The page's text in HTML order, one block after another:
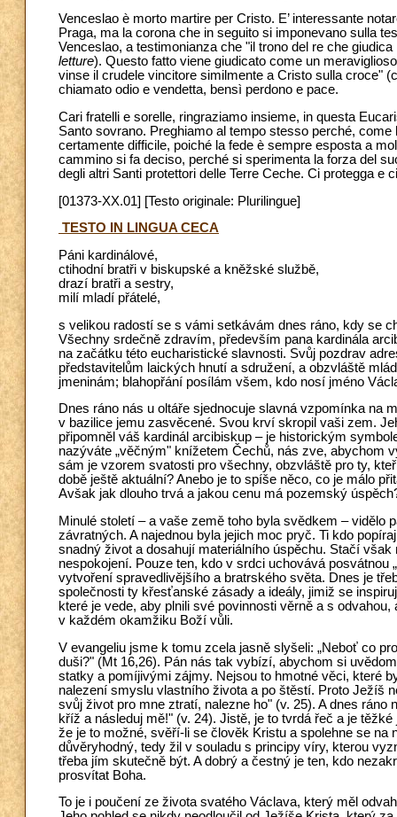
Venceslao è morto martire per Cristo. E’ interessante
Praga, ma la corona che in seguito si imponevano sulla
Venceslao, a testimonianza che "il trono del re che
letture). Questo fatto viene giudicato come un
vinse il crudele vincitore similmente a Cristo sulla croce"
chiamato odio e vendetta, bensì perdono e pace.
Cari fratelli e sorelle, ringraziamo insieme, in questa
Santo sovrano. Preghiamo al tempo stesso perché,
certamente difficile, poiché la fede è sempre esposta a
cammino si fa deciso, perché si sperimenta la forza del
degli altri Santi protettori delle Terre Ceche. Ci protegga e
[01373-XX.01] [Testo originale: Plurilingue]
TESTO IN LINGUA CECA
Páni kardinálové,
ctihodní bratři v biskupské a kněžské službě,
drazí bratři a sestry,
milí mladí přátelé,
s velikou radostí se s vámi setkávám dnes ráno, kdy se
Všechny srdečně zdravím, především pana kardinála
na začátku této eucharistické slavnosti. Svůj pozdrav
představitelům laických hnutí a sdružení, a obzvláště
jmeninám; blahopřání posílám všem, kdo nosí jméno
Dnes ráno nás u oltáře sjednocuje slavná vzpomínka na
v bazilice jemu zasvěcené. Svou krví skropil vaši zem.
připomněl váš kardinál arcibiskup – je historickým
nazýváte „věčným" knížetem Čechů, nás zve, abychom
sám je vzorem svatosti pro všechny, obzvláště pro ty,
době ještě aktuální? Anebo je to spíše něco, co je málo
Avšak jak dlouho trvá a jakou cenu má pozemský
Minulé století – a vaše země toho byla svědkem – vidělo
závratných. A najednou byla jejich moc pryč. Ti kdo
snadný život a dosahují materiálního úspěchu. Stačí
nespokojení. Pouze ten, kdo v srdci uchovává
vytvoření spravedlivějšího a bratrského světa. Dnes je
společnosti ty křesťanské zásady a ideály, jimiž se
které je vede, aby plnili své povinnosti věrně a s
v každém okamžiku Boží vůli.
V evangeliu jsme k tomu zcela jasně slyšeli: „Neboť co
duši?" (Mt 16,26). Pán nás tak vybízí, abychom si
statky a pomíjivými zájmy. Nejsou to hmotné věci, které
nalezení smyslu vlastního života a po štěstí. Proto Ježíš
svůj život pro mne ztratí, nalezne ho" (v. 25). A dnes
kříž a následuj mě!" (v. 24). Jistě, je to tvrdá řeč a je
že je to možné, svěří-li se člověk Kristu a spolehne se
důvěryhodný, tedy žil v souladu s principy víry, kterou
třeba jím skutečně být. A dobrý a čestný je ten, kdo
prosvítat Boha.
To je i poučení ze života svatého Václava, který měl